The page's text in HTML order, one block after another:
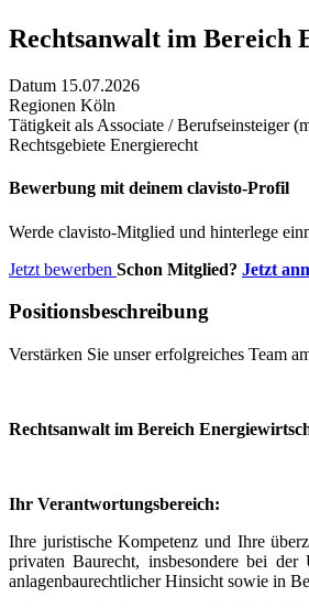
Rechtsanwalt im Bereich
Datum 15.07.2026
Regionen Köln
Tätigkeit als Associate / Berufseinsteiger
Rechtsgebiete Energierecht
Bewerbung mit deinem clavisto-Profil
Werde clavisto-Mitglied und hinterlege
Jetzt bewerben Schon Mitglied? Jetzt
Positionsbeschreibung
Verstärken Sie unser erfolgreiches Team
Rechtsanwalt im Bereich
Ihr Verantwortungsbereich:
Ihre juristische Kompetenz und Ihre
privaten Baurecht, insbesondere bei
anlagenbaurechtlicher Hinsicht sowie in